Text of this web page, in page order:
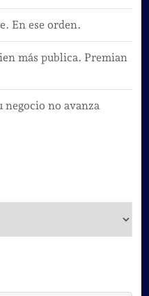
En ese orden.
más publica. Premian
negocio no avanza